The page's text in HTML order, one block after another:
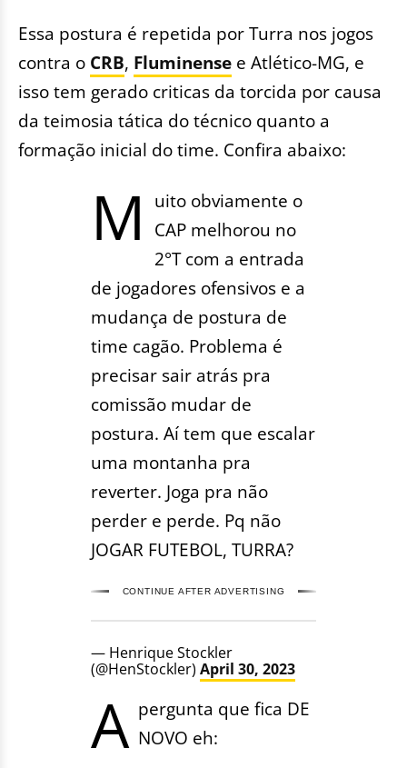
Essa postura é repetida por Turra nos jogos
contra o CRB, Fluminense e Atlético-MG, e
isso tem gerado criticas da torcida por causa
da teimosia tática do técnico quanto a
formação inicial do time. Confira abaixo:
M
uito obviamente o
CAP melhorou no
2°T com a entrada
de jogadores ofensivos e a
mudança de postura de
time cagão. Problema é
precisar sair atrás pra
comissão mudar de
postura. Aí tem que escalar
uma montanha pra
reverter. Joga pra não
perder e perde. Pq não
JOGAR FUTEBOL, TURRA?
CONTINUE AFTER ADVERTISING
— Henrique Stockler
(@HenStockler) April 30, 2023
A pergunta que fica DE
NOVO eh: